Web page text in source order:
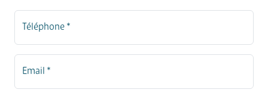
Téléphone *
Email *